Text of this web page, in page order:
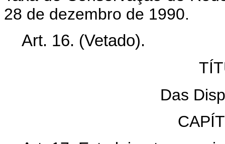
28 de dezembro de 1990.
Art. 16. (Vetado).
Das